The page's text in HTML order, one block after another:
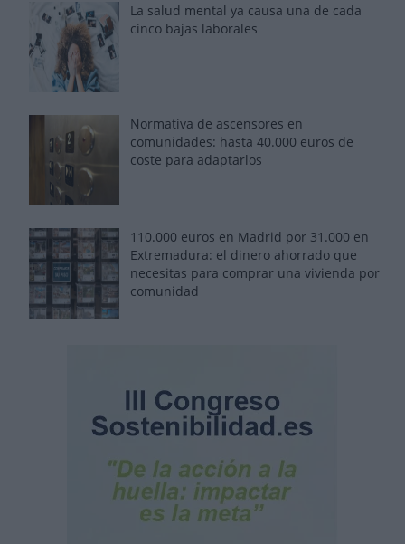
La salud mental ya causa una de cada
cinco bajas laborales
Normativa de ascensores en
comunidades: hasta 40.000 euros de
coste para adaptarlos
110.000 euros en Madrid por 31.000 en
Extremadura: el dinero ahorrado que
necesitas para comprar una vivienda por
comunidad